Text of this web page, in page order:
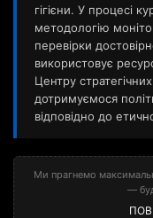
гігієни. У процесі
методологію
перевірки
використовує
Центру
дотримуємося
відповідно до
Ми прагнемо
—